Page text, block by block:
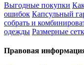
Выгодные покупки
ошибок Капсульный
собрать и
одежды Размерные
Правовая